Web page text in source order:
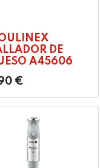
DE
A45606
€